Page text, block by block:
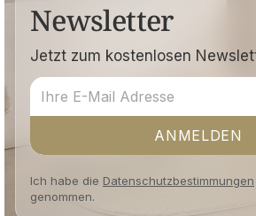
Newsletter
Jetzt zum kostenlosen
ANMELDEN
Ich habe die Datenschutzbestimmungen
genommen.